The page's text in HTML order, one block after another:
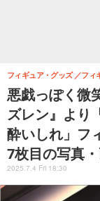
悪戯っぽく微
ズレン』より
酔いしれ」フ
7枚目の写真
フィギュア・グッズ フィ
2025.7.4 Fri 18:30